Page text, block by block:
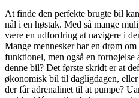
At finde den perfekte brugte bil
nål i en høstak. Med så mange
være en udfordring at navigere i
Mange mennesker har en drøm
funktionel, men også en
denne bil? Det første skridt er at
økonomisk bil til dagligdagen,
der får adrenalinet til at pumpe?